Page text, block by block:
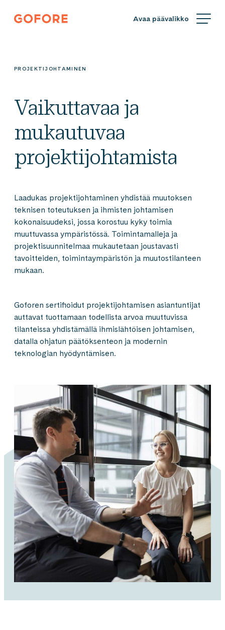
Siirry
suoraan
Gofore
knowledge
PROJEKTIJOHTAMINEN
Vaikuttavaa ja
mukautuvaa
projektijohtamista
Laadukas projektijohtaminen yhdistää muutoksen
teknisen toteutuksen ja ihmisten johtamisen
kokonaisuudeksi, jossa korostuu kyky toimia
muuttuvassa ympäristössä. Toimintamalleja ja
projektisuunnitelmaa mukautetaan joustavasti
tavoitteiden, toimintaympäristön ja muutostilanteen
mukaan.
Goforen sertifioidut projektijohtamisen asiantuntijat
auttavat tuottamaan todellista arvoa muuttuvissa
tilanteissa yhdistämällä ihmislähtöisen johtamisen,
datalla ohjatun päätöksenteon ja modernin
teknologian hyödyntämisen.